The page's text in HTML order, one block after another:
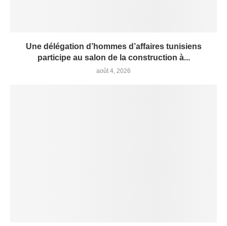
Une délégation d’hommes d’affaires tunisiens
participe au salon de la construction à...
août 4, 2026